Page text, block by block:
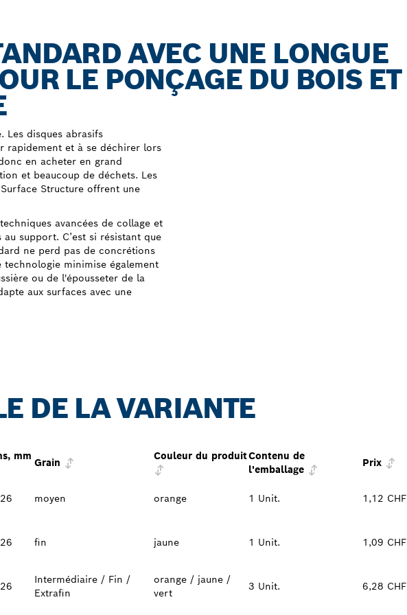
AVEC UNE LONGUE
LE PONÇAGE DU BOIS ET
Les disques abrasifs
rapidement et à se déchirer lors
en acheter en grand
et beaucoup de déchets. Les
Structure offrent une
avancées de collage et
support. C’est si résistant que
ne perd pas de concrétions
minimise également
ou de l'épousseter de la
aux surfaces avec une
DE LA VARIANTE
mm
Grain
Couleur du produitContenu de
l'emballage
Prix
moyen orange 1 Unit. 1,12 CHF
fin jaune 1 Unit. 1,09 CHF
Intermédiaire / Fin /
Extrafin
orange / jaune /
vert
3 Unit. 6,28 CHF